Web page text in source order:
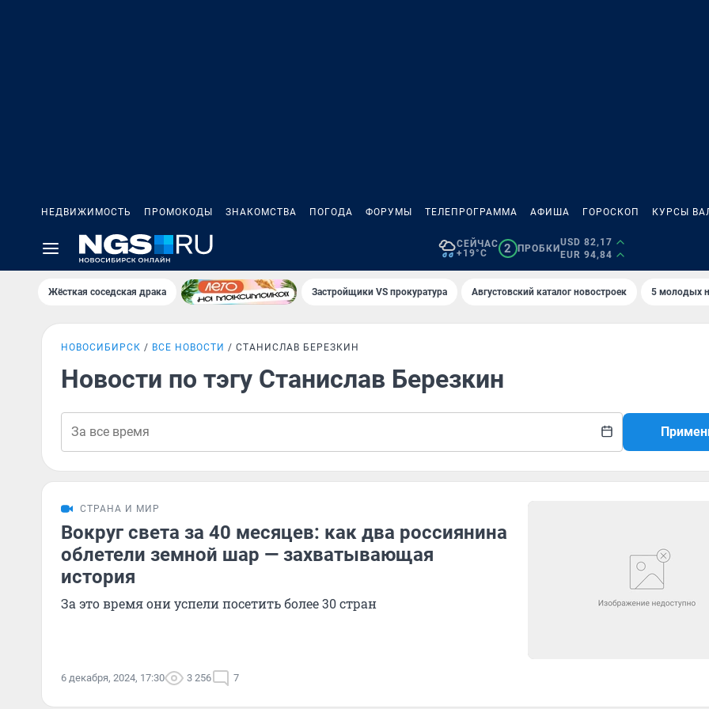
НЕДВИЖИМОСТЬ ПРОМОКОДЫ ЗНАКОМСТВА ПОГОДА ФОРУМЫ ТЕЛЕПРОГРАММА АФИША ГОРОСКОП КУРСЫ
СЕЙЧАС
+19°C
2 ПРОБКИ
USD 82,17
EUR 94,84
Жёсткая соседская драка Застройщики VS прокуратура Августовский каталог новостроек 5 молодых
НОВОСИБИРСК ВСЕ НОВОСТИ СТАНИСЛАВ БЕРЕЗКИН
Новости по тэгу Станислав Березкин
СТРАНА И МИР
Вокруг света за 40 месяцев: как два россиянина
облетели земной шар — захватывающая
история
За это время они успели посетить более 30 стран
6 декабря, 2024, 17:30 3 256 7